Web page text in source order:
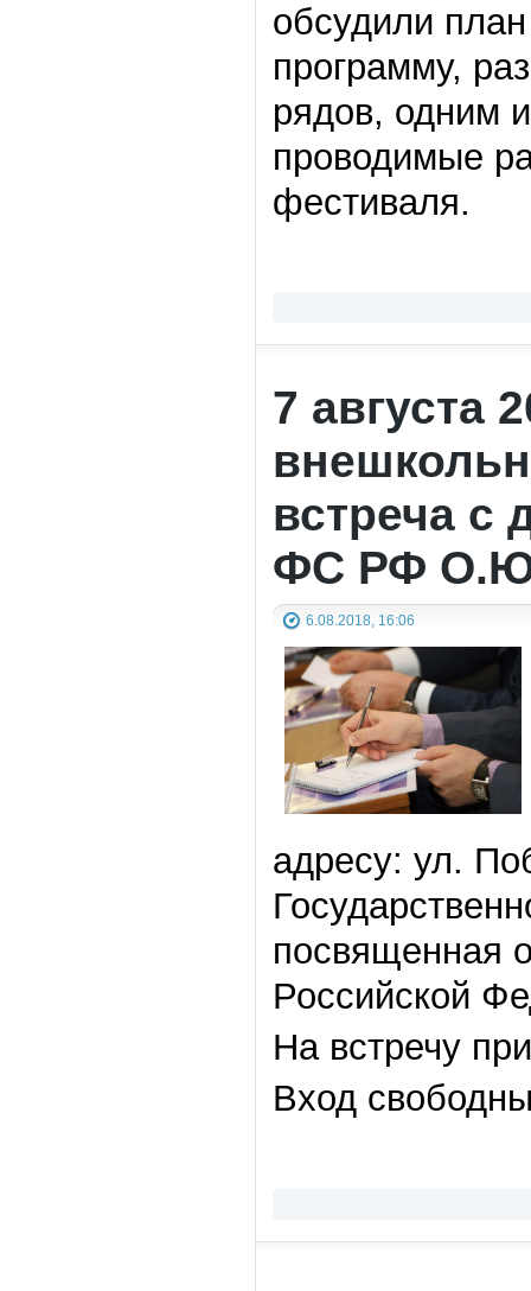
обсудили
программу,
рядов, одним
проводимые
фестиваля.
7 августа
встреча с
ФС РФ
6.08.2018, 16:06
адресу: ул.
посвященная
Российской
На встречу
Вход